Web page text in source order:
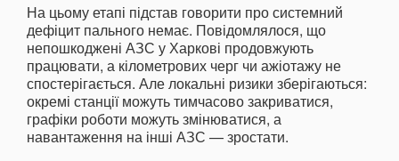
На цьому етапі підстав говорити про системний
дефіцит пального немає. Повідомлялося, що
непошкоджені АЗС у Харкові продовжують
працювати, а кілометрових черг чи ажіотажу не
спостерігається. Але локальні ризики зберігаються:
окремі станції можуть тимчасово закриватися,
графіки роботи можуть змінюватися, а
навантаження на інші АЗС — зростати.